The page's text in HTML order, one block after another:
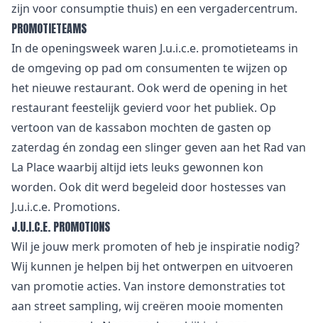
zijn voor consumptie thuis) en een vergadercentrum.
PROMOTIETEAMS
In de openingsweek waren J.u.i.c.e. promotieteams in
de omgeving op pad om consumenten te wijzen op
het nieuwe restaurant. Ook werd de opening in het
restaurant feestelijk gevierd voor het publiek. Op
vertoon van de kassabon mochten de gasten op
zaterdag én zondag een slinger geven aan het Rad van
La Place waarbij altijd iets leuks gewonnen kon
worden. Ook dit werd begeleid door hostesses van
J.u.i.c.e. Promotions.
J.U.I.C.E. PROMOTIONS
Wil je jouw merk promoten of heb je inspiratie nodig?
Wij kunnen je helpen bij het ontwerpen en uitvoeren
van promotie acties. Van instore demonstraties tot
aan street sampling, wij creëren mooie momenten